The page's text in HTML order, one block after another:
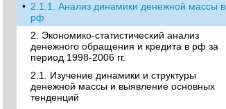
• 2.1.1. Анализ динамики денежной массы в
рф
2. Экономико-статистический анализ
денежного обращения и кредита в рф за
период 1998-2006 гг.
2.1. Изучение динамики и структуры
денежной массы и выявление основных
тенденций